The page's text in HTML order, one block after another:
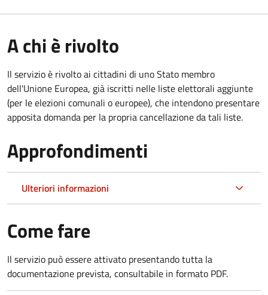
A chi è rivolto
Il servizio è rivolto ai cittadini di uno Stato membro
dell'Unione Europea, già iscritti nelle liste elettorali aggiunte
(per le elezioni comunali o europee), che intendono presentare
apposita domanda per la propria cancellazione da tali liste.
Approfondimenti
Ulteriori informazioni
Come fare
Il servizio può essere attivato presentando tutta la
documentazione prevista, consultabile in formato PDF.